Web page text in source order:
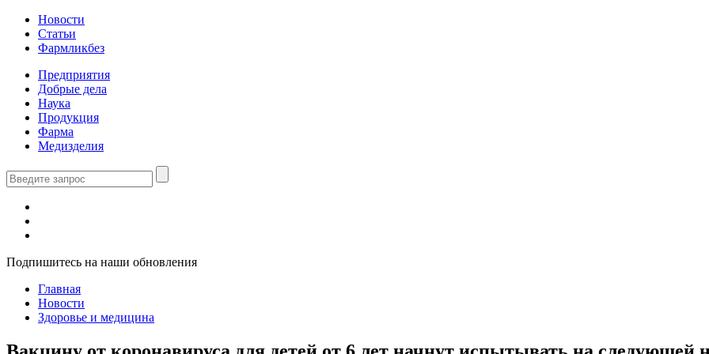
Новости
Статьи
Фармликбез
Предприятия
Добрые дела
Наука
Продукция
Фарма
Медизделия
Подпишитесь на наши обновления
Главная
Новости
Здоровье и медицина